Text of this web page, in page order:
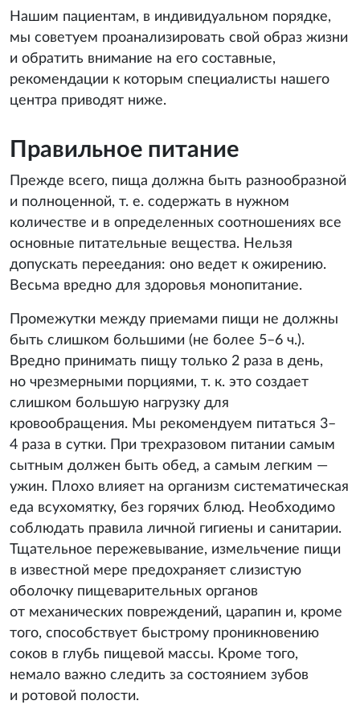
Нашим пациентам, в индивидуальном порядке,
мы советуем проанализировать свой образ жизни
и обратить внимание на его составные,
рекомендации к которым специалисты нашего
центра приводят ниже.
Правильное питание
Прежде всего, пища должна быть разнообразной
и полноценной, т. е. содержать в нужном
количестве и в определенных соотношениях все
основные питательные вещества. Нельзя
допускать переедания: оно ведет к ожирению.
Весьма вредно для здоровья монопитание.
Промежутки между приемами пищи не должны
быть слишком большими (не более 5–6 ч.).
Вредно принимать пищу только 2 раза в день,
но чрезмерными порциями, т. к. это создает
слишком большую нагрузку для
кровообращения. Мы рекомендуем питаться 3–
4 раза в сутки. При трехразовом питании самым
сытным должен быть обед, а самым легким —
ужин. Плохо влияет на организм систематическая
еда всухомятку, без горячих блюд. Необходимо
соблюдать правила личной гигиены и санитарии.
Тщательное пережевывание, измельчение пищи
в известной мере предохраняет слизистую
оболочку пищеварительных органов
от механических повреждений, царапин и, кроме
того, способствует быстрому проникновению
соков в глубь пищевой массы. Кроме того,
немало важно следить за состоянием зубов
и ротовой полости.